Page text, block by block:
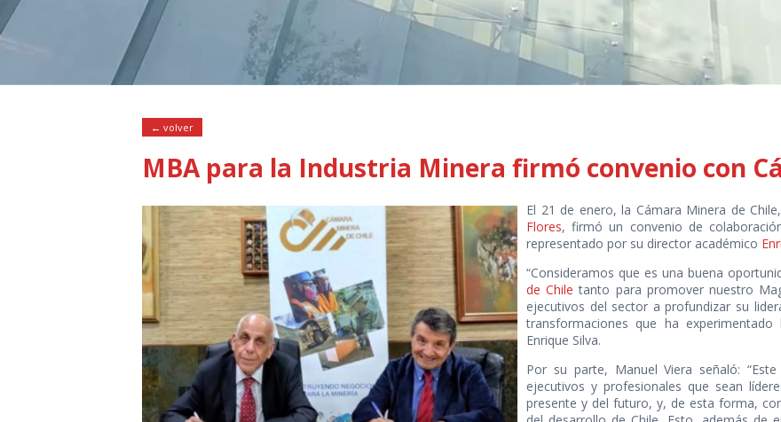
← volver
MBA para la Industria Minera firmó convenio con
El 21 de enero, la Cámara Minera de
Flores, firmó un convenio de
representado por su director académico
“Consideramos que es una buena
de Chile tanto para promover nuestro
ejecutivos del sector a profundizar su
transformaciones que ha
Enrique Silva.
Por su parte, Manuel Viera señaló:
ejecutivos y profesionales que sean
presente y del futuro, y, de esta forma,